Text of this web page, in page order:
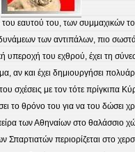
εαυτού του, των συμμαχικών
των αντιπάλων, πιο
υπεροχή του εχθρού, έχει τη
αν και έχει δημιουργήσει
σχέσεις με τον τότε πρίγκιπα
το θρόνο του για να του δώσει
των Αθηναίων στο θαλάσσιο
Σπαρτιατών περιορίζεται στο